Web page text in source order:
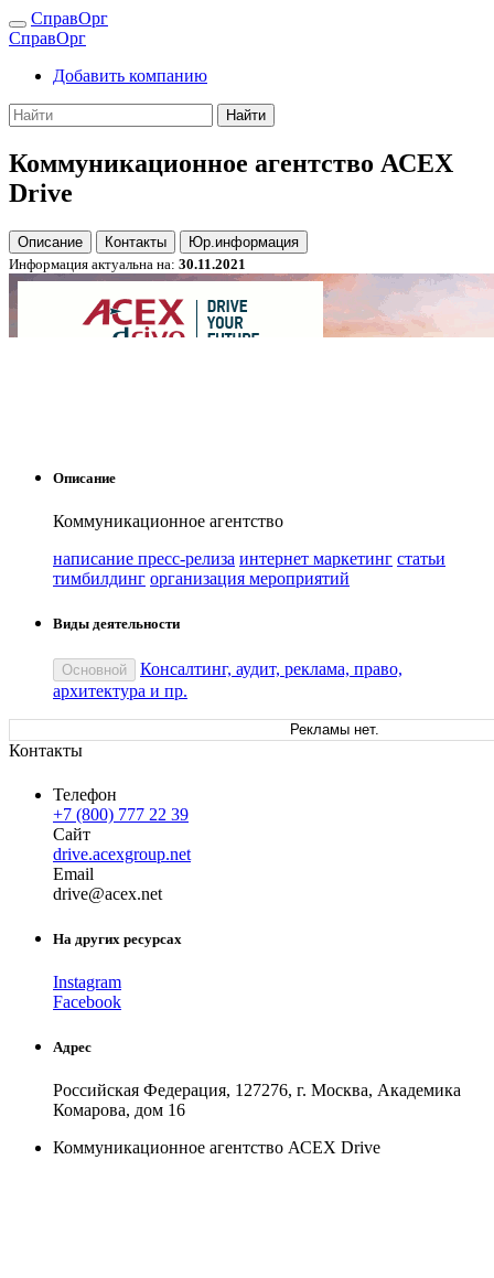
СправОрг
СправОрг
Добавить компанию
Найти
Коммуникационное агентство АСЕХ
Drive
Описание Контакты
Юр.информация
Информация актуальна на: 30.11.2021
Описание
Коммуникационное агентство
написание пресс-релиза интернет маркетинг статьи
тимбилдинг организация мероприятий
Виды деятельности
Основной
Консалтинг, аудит, реклама, право,
архитектура и пр.
Рекламы нет.
Контакты
Телефон
+7 (800) 777 22 39
Сайт
drive.acexgroup.net
Email
drive@acex.net
На других ресурсах
Instagram
Facebook
Адрес
Российская Федерация, 127276, г. Москва, Академика
Комарова, дом 16
Коммуникационное агентство АСЕХ Drive